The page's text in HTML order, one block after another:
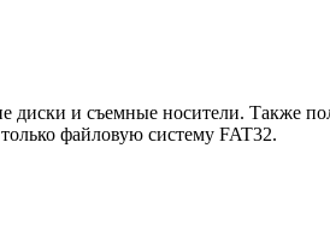
и съемные носители. Также
файловую систему FAT32.